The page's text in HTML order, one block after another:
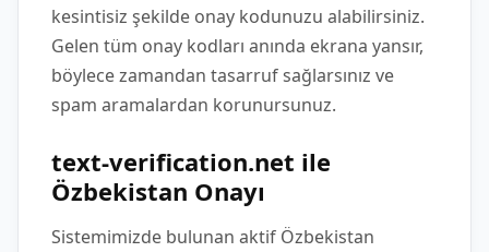
kesintisiz şekilde onay kodunuzu alabilirsiniz.
Gelen tüm onay kodları anında ekrana yansır,
böylece zamandan tasarruf sağlarsınız ve
spam aramalardan korunursunuz.
text-verification.net ile
Özbekistan Onayı
Sistemimizde bulunan aktif Özbekistan